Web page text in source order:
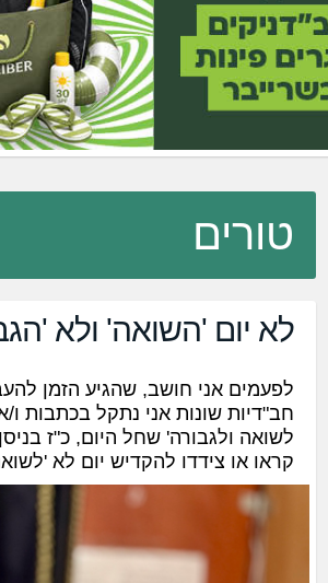
טורים
לא יום 'השואה' ולא
לפעמים אני חושב, שהגיע הזמן
חב"דיות שונות אני נתקל בכתבות ו/
לשואה ולגבורה' שחל היום, כ"ז
קראו או צידדו להקדיש יום לא